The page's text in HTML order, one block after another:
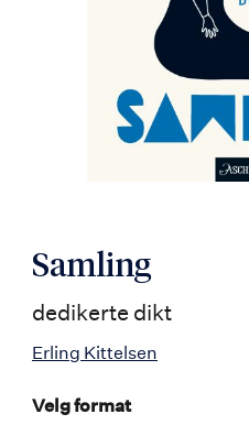
Samling
dedikerte dikt
Erling Kittelsen
Velg format